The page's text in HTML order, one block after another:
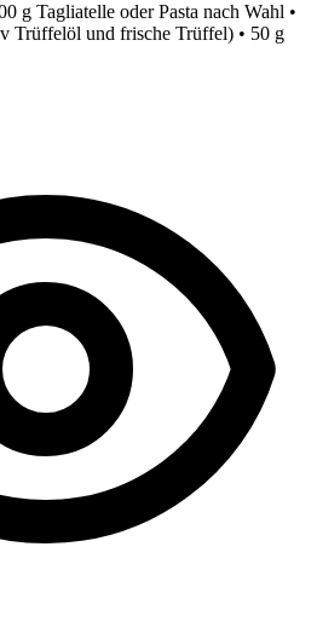
g Tagliatelle oder Pasta nach Wahl •
Trüffelöl und frische Trüffel) • 50 g